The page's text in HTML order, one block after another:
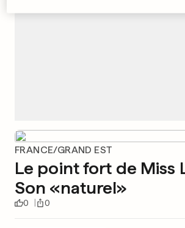
FRANCE/GRAND EST
Le point fort de Miss
Son «naturel»
0 0